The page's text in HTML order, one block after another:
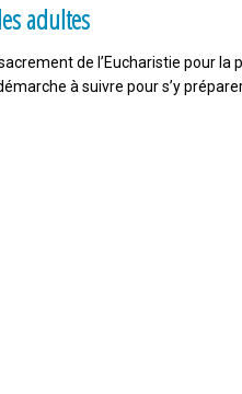
adultes
de l’Eucharistie pour la
à suivre pour s’y